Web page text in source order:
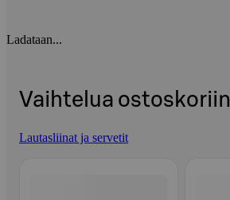
Ladataan...
Vaihtelua ostoskoriin
Lautasliinat ja servetit